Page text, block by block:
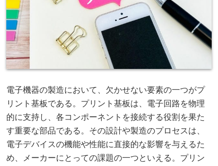
電子機器の製造において、欠かせない要素の一つがプ
リント基板である。 プリント基板は、電子回路を物理
的に支持し、各コンポーネントを接続する役割を果た
す重要な部品である。その設計や製造のプロセスは、
電子デバイスの機能や性能に直接的な影響を与えるた
め、メーカーにとっての課題の一つといえる。プリン